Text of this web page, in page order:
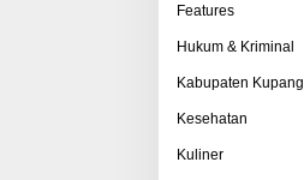
Features
Hukum & Kriminal
Kabupaten Kupang
Kesehatan
Kuliner